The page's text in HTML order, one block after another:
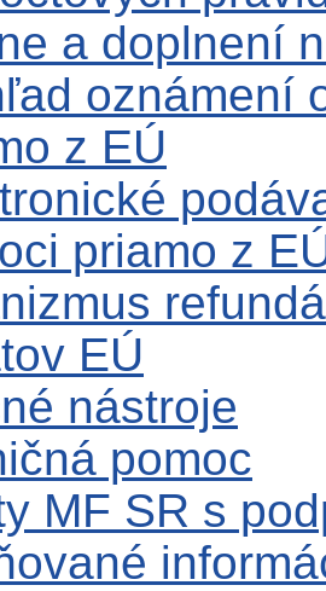
a doplnení
oznámení
z EÚ
priamo z
EÚ
nástroje
pomoc
MF SR s